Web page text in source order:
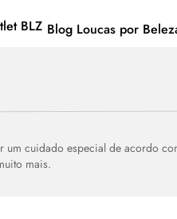
Blog Loucas por
cuidado especial de acordo
mais.